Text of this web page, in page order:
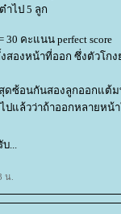
าไป 5 ลูก
คะแนน perfect score
องหน้าที่ออก ซึ่งตัวโก
ซ้อนกันสองลูกออกแต้ม
ปแล้วว่าถ้าออกหลายห
...
น.